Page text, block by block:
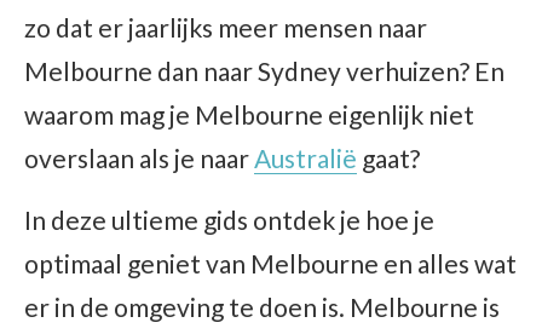
zo dat er jaarlijks meer mensen naar
Melbourne dan naar Sydney verhuizen? En
waarom mag je Melbourne eigenlijk niet
overslaan als je naarAustralië gaat?
In deze ultieme gids ontdek je hoe je
optimaal geniet van Melbourne en alles wat
er in de omgeving te doen is. Melbourne is